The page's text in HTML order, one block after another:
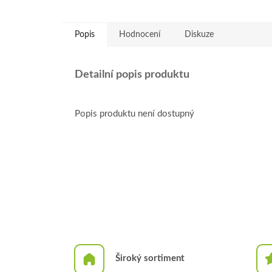
Popis Hodnocení Diskuze
Detailní popis produktu
Popis produktu není dostupný
Široký sortiment